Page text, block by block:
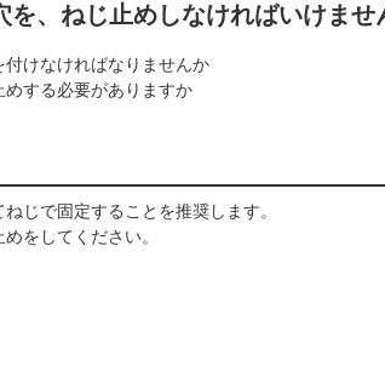
を、ねじ止めしなければいけませ
けなければなりませんか
する必要がありますか
ねじで固定することを推奨します。
めをしてください。